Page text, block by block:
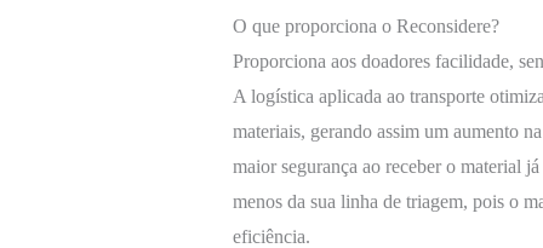
O que proporciona o Reconsidere?
Proporciona aos doadores facilidade,
A logística aplicada ao transporte
materiais, gerando assim um aumento
maior segurança ao receber o material
menos da sua linha de triagem, pois o
eficiência.